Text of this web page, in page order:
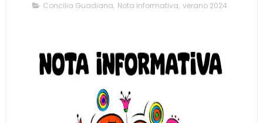
Concilia Guadiana, Nota informativa, verano 2024